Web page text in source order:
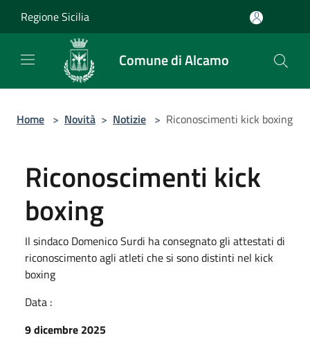
Regione Sicilia
Comune di Alcamo
Home > Novità > Notizie > Riconoscimenti kick boxing
Riconoscimenti kick
boxing
Il sindaco Domenico Surdi ha consegnato gli attestati di
riconoscimento agli atleti che si sono distinti nel kick
boxing
Data :
9 dicembre 2025